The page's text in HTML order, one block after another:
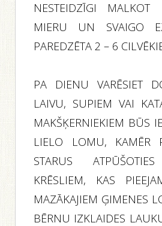
NESTEIDZĪGI
MIERU UN SVAIGO
PAREDZĒTA 2 – 6
PA DIENU VARĒSIET
LAIVU, SUPIEM VAI
MAKŠĶERNIEKIEM BŪS
LIELO LOMU, KAMĒR
STARUS
KRĒSLIEM, KAS
MAZĀKAJIEM ĢIMENES
BĒRNU IZKLAIDES